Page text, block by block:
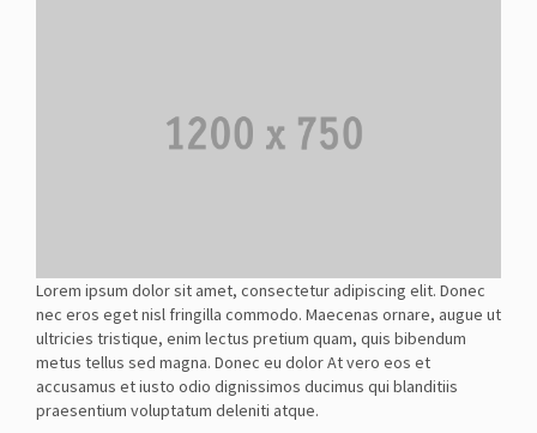
Lorem ipsum dolor sit amet, consectetur adipiscing elit. Donec
nec eros eget nisl fringilla commodo. Maecenas ornare, augue ut
ultricies tristique, enim lectus pretium quam, quis bibendum
metus tellus sed magna. Donec eu dolor At vero eos et
accusamus et iusto odio dignissimos ducimus qui blanditiis
praesentium voluptatum deleniti atque.